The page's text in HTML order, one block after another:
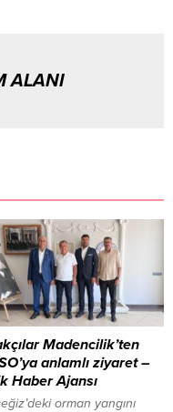
ALANI
Madencilik’ten
anlamlı ziyaret –
Haber Ajansı
orman yangını